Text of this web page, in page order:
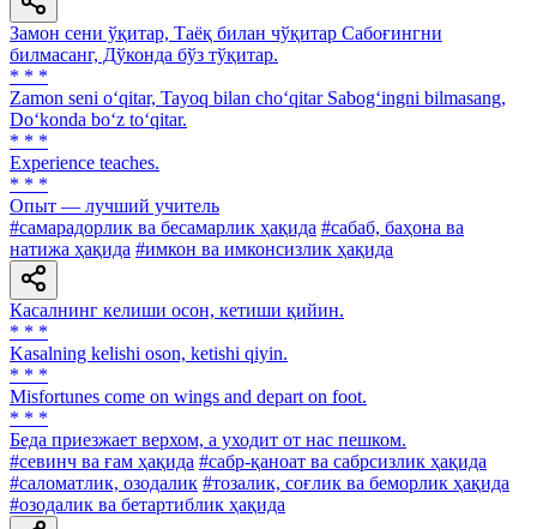
Замон сени ўқитар, Таёқ билан чўқитар Сабоғингни
билмасанг, Дўконда бўз тўқитар.
* * *
Zamon seni o‘qitar, Tayoq bilan cho‘qitar Sabog‘ingni bilmasang,
Do‘konda bo‘z to‘qitar.
* * *
Experience teaches.
* * *
Опыт — лучший учитель
#самарадорлик ва бесамарлик ҳақида #сабаб, баҳона ва
натижа ҳақида #имкон ва имконсизлик ҳақида
Касалнинг келиши осон, кетиши қийин.
* * *
Kasalning kelishi oson, ketishi qiyin.
* * *
Misfortunes come on wings and depart on foot.
* * *
Беда приезжает верхом, а уходит от нас пешком.
#севинч ва ғам ҳақида #сабр-қаноат ва сабрсизлик ҳақида
#саломатлик, озодалик #тозалик, соғлик ва беморлик ҳақида
#озодалик ва бетартиблик ҳақида